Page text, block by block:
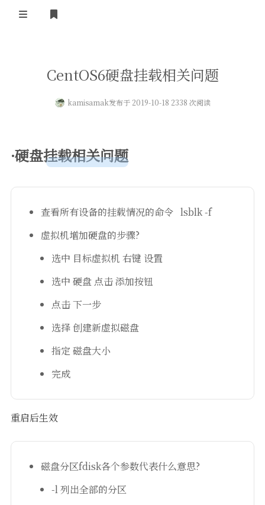
CentOS6硬盘挂载相关问题
kamisamak发布于 2019-10-18 2338 次阅读
·硬盘挂载相关问题
查看所有设备的挂载情况的命令 lsblk -f
虚拟机增加硬盘的步骤?
选中 目标虚拟机 右键 设置
选中 硬盘 点击 添加按钮
点击 下一步
选择 创建新虚拟磁盘
指定 磁盘大小
完成
重启后生效
磁盘分区fdisk各个参数代表什么意思?
-l 列出全部的分区